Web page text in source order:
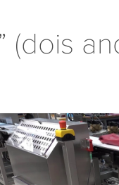
do seu
de vídeo do
um serviço